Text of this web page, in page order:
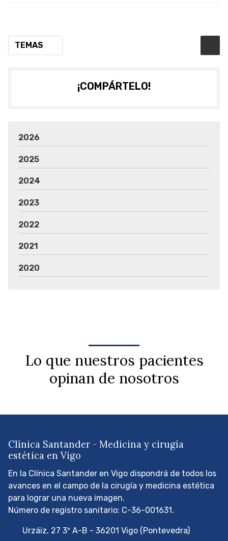
TEMAS
¡COMPÁRTELO!
2026
2025
2024
2023
2022
2021
2020
Lo que nuestros pacientes
opinan de nosotros
Clínica Santander - Medicina y cirugía
estética en Vigo
En la Clínica Santander en Vigo dispondrá de todos los
avances en el campo de la cirugía y medicina estética
para lograr una nueva imagen.
Número de registro sanitario: C-36-001631.
Urzáiz, 27 3º A-B - 36201 Vigo (Pontevedra)